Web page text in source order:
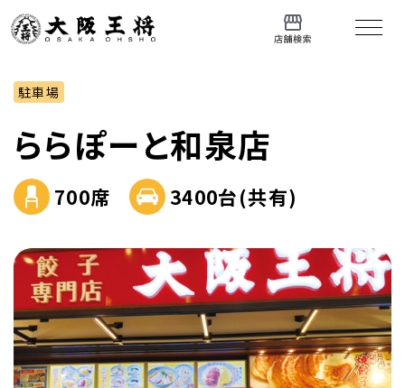
駐車場
ららぽーと和泉店
700席 3400台(共有)